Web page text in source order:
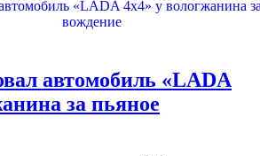
автомобиль «LADA
за пьяное